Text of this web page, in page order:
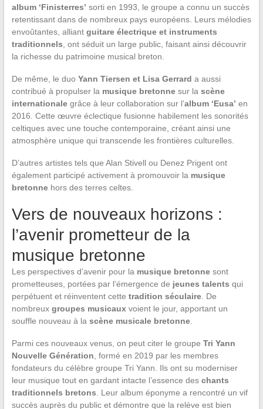
album ‘Finisterres’ sorti en 1993, le groupe a connu un succès
retentissant dans de nombreux pays européens. Leurs mélodies
envoûtantes, alliant guitare électrique et instruments
traditionnels , ont séduit un large public, faisant ainsi découvrir
la richesse du patrimoine musical breton.
De même, le duo Yann Tiersen et Lisa Gerrard a aussi
contribué à propulser la musique bretonnesur la scène
internationalegrâce à leur collaboration sur l’album ‘Eusa’ en
2016. Cette œuvre éclectique fusionne habilement les sonorités
celtiques avec une touche contemporaine, créant ainsi une
atmosphère unique qui transcende les frontières culturelles.
D’autres artistes tels que Alan Stivell ou Denez Prigent ont
également participé activement à promouvoir la musique
bretonnehors des terres celtes.
Vers de nouveaux horizons :
l’avenir prometteur de la
musique bretonne
Les perspectives d’avenir pour la musique bretonnesont
prometteuses, portées par l’émergence de jeunes talents qui
perpétuent et réinventent cette tradition séculaire. De
nombreux groupes musicauxvoient le jour, apportant un
souffle nouveau à la scène musicale bretonne.
Parmi ces nouveaux venus, on peut citer le groupe Tri Yann
Nouvelle Génération , formé en 2019 par les membres
fondateurs du célèbre groupe Tri Yann. Ils ont su moderniser
leur musique tout en gardant intacte l’essence des chants
traditionnels bretons . Leur album éponyme a rencontré un vif
succès auprès du public et démontre que la relève est bien